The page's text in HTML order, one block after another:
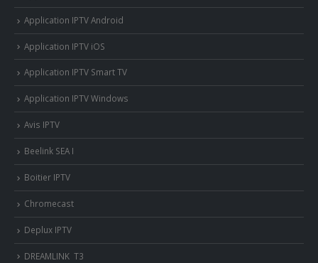
Application IPTV Android
Application IPTV iOS
Application IPTV Smart TV
Application IPTV Windows
Avis IPTV
Beelink SEA I
Boitier IPTV
Chromecast
Deplux IPTV
DREAMLINK T3